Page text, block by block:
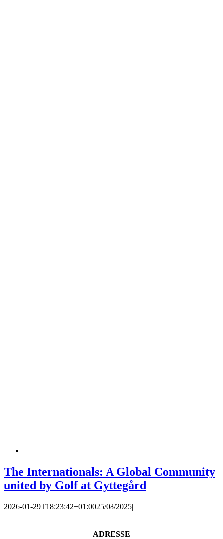
The Internationals: A Global Community
united by Golf at Gyttegård
2026-01-29T18:23:42+01:0025/08/2025|
ADRESSE